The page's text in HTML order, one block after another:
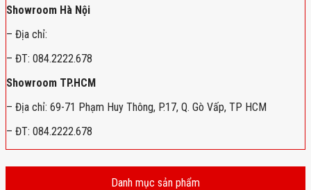
Showroom Hà Nội
– Địa chỉ:
– ĐT: 084.2222.678
Showroom TP.HCM
– Địa chỉ: 69-71 Phạm Huy Thông, P.17, Q. Gò Vấp, TP HCM
– ĐT: 084.2222.678
Danh mục sản phẩm